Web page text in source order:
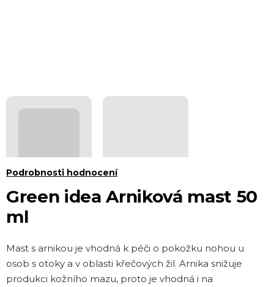
Green idea Arniková mast 50
ml
Průměrné
produktu
je
z 5
hvězdiček.
Podrobnosti hodnocení
Mast s arnikou je vhodná k péči o pokožku no­hou u
osob s otoky a v oblasti křečových žil. Arnika snižuje
produkci kožního mazu, proto je vhodná i na